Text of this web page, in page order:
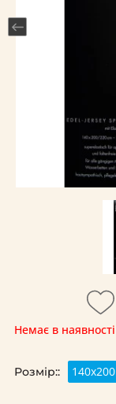
Немає в наявності
Розмір:: 140х200